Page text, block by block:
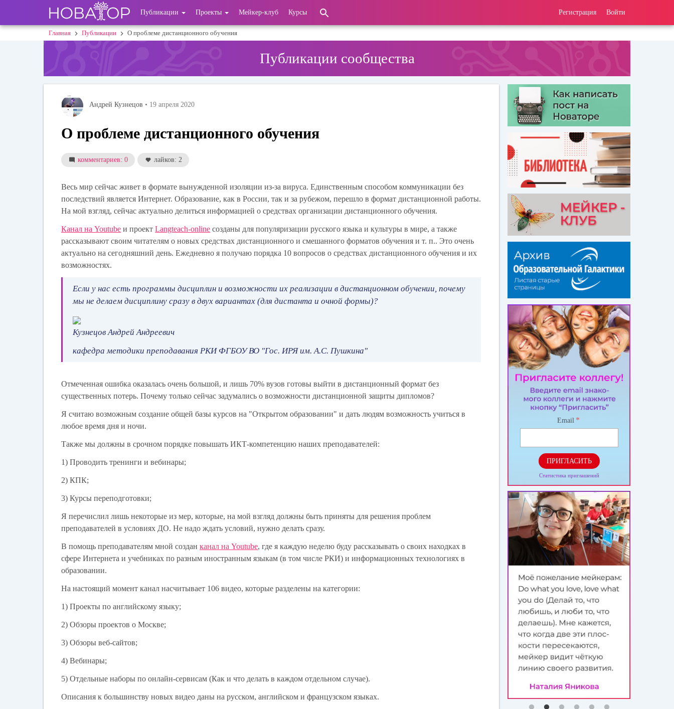
основному
User
account
Регистрация Войти
Публикации Проекты Мейкер-клуб Курсы
Строка
Главная Публикации О проблеме дистанционного обучения
Публикации сообщества
Андрей Кузнецов • 19 апреля 2020
О проблеме дистанционного обучения
комментариев: 0 лайков: 2
Весь мир сейчас живет в формате вынужденной изоляции из-за вируса. Единственным способом коммуникации без
последствий является Интернет. Образование, как в России, так и за рубежом, перешло в формат дистанционной работы.
На мой взгляд, сейчас актуально делиться информацией о средствах организации дистанционного обучения.
Канал на Youtube и проектLangteach-online созданы для популяризации русского языка и культуры в мире, а также
рассказывают своим читателям о новых средствах дистанционного и смешанного форматов обучения и т. п.. Это очень
актуально на сегодняшний день. Ежедневно я получаю порядка 10 вопросов о средствах дистанционного обучения и их
возможностях.
Если у нас есть программы дисциплин и возможности их реализации в дистанционном обучении, почему
мы не делаем дисциплину сразу в двух вариантах (для дистанта и очной формы)?
Кузнецов Андрей Андреевич
кафедра методики преподавания РКИ ФГБОУ ВО "Гос. ИРЯ им. А.С. Пушкина"
Отмеченная ошибка оказалась очень большой, и лишь 70% вузов готовы выйти в дистанционный формат без
существенных потерь. Почему только сейчас задумались о возможности дистанционной защиты дипломов?
Я считаю возможным создание общей базы курсов на "Открытом образовании" и дать людям возможность учиться в
любое время дня и ночи.
Также мы должны в срочном порядке повышать ИКТ-компетенцию наших преподавателей:
1) Проводить тренинги и вебинары;
2) КПК;
3) Курсы переподготовки;
Я перечислил лишь некоторые из мер, которые, на мой взгляд должны быть приняты для решения проблем
преподавателей в условиях ДО. Не надо ждать условий, нужно делать сразу.
В помощь преподавателям мной созданканал на Youtube, где я каждую неделю буду рассказывать о своих находках в
сфере Интернета и учебниках по разным иностранным языкам (в том числе РКИ) и информационных технологиях в
образовании.
На настоящий момент канал насчитывает 106 видео, которые разделены на категории:
1) Проекты по английскому языку;
2) Обзоры проектов о Москве;
3) Обзоры веб-сайтов;
4) Вебинары;
5) Отдельные наборы по онлайн-сервисам (Как и что делать в каждом отдельном случае).
Описания к большинству новых видео даны на русском, английском и французском языках.
Email *
ПРИГЛАСИТЬ
Статистика приглашений